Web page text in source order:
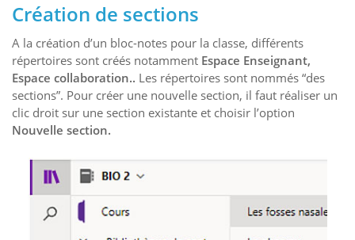
Création de sections
A la création d’un bloc-notes pour la classe, différents
répertoires sont créés notamment Espace Enseignant,
Espace collaboration.. Les répertoires sont nommés “des
sections”. Pour créer une nouvelle section, il faut réaliser un
clic droit sur une section existante et choisir l’option
Nouvelle section.